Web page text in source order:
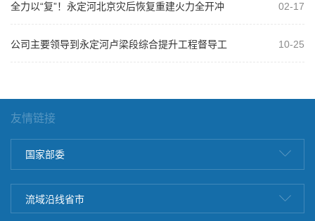
全力以“复”！永定河北京灾后恢复重建火力全开冲
02-17
公司主要领导到永定河卢梁段综合提升工程督导工
10-25
友情链接
国家部委
流域沿线省市